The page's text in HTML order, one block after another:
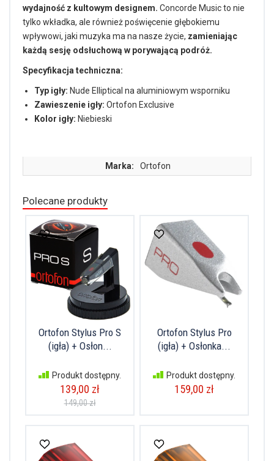
wydajność z kultowym designem. Concorde Music to nie
tylko wkładka, ale również poświęcenie głębokiemu
wpływowi, jaki muzyka ma na nasze życie, zamieniając
każdą sesję odsłuchową w porywającą podróż.
Specyfikacja techniczna:
Typ igły: Nude Elliptical na aluminiowym wsporniku
Zawieszenie igły: Ortofon Exclusive
Kolor igły: Niebieski
Marka: Ortofon
Polecane produkty
Ortofon Stylus Pro S
(igła) + Osłon...
Produkt dostępny.
139,00 zł
149,00 zł
Ortofon Stylus Pro
(igła) + Osłonka...
Produkt dostępny.
159,00 zł